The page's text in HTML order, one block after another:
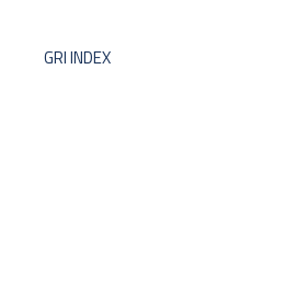
GRI INDEX